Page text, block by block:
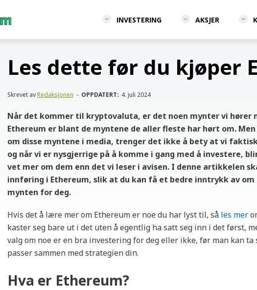
INVESTERING AKSJER
Les dette før du kjøper
Skrevet avRedaksjonen - OPPDATERT: 4. juli 2024
Når det kommer til kryptovaluta, er det noen mynter vi hører
Ethereum er blant de myntene de aller fleste har hørt om.
om disse myntene i media, trenger det ikke å bety at vi
og når vi er nysgjerrige på å komme i gang med å investere,
vet mer om dem enn det vi leser i avisen. I denne artikkelen
innføring i Ethereum, slik at du kan få et bedre inntrykk av
mynten for deg.
Hvis det å lære mer om Ethereum er noe du har lyst til, så les mer
kaster seg bare ut i det uten å egentlig ha satt seg inn i det først,
valg om noe er en bra investering for deg eller ikke, før man kan
passer sammen med strategien din.
Hva er Ethereum?